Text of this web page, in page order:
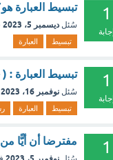
1
إجابة
تبسيط العبارة
سُئل ديسمبر 5، 2023
تبسيط العبارة
1
إجابة
تبسيط العبارة : ( - 4 رس2 ن3 ) ( - 6 ر5 س2 ن) هو؟ [تم
سُئل نوفمبر 16، 2023
تبسيط العبارة
1 مفترضا أن أيًّا